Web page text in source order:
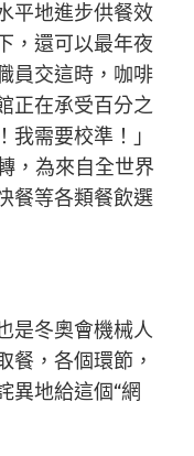
平地進步供餐效
，還可以最年夜
員交這時，咖啡
正在承受百分之
需要校準！」
，為來自全世界
餐等各類餐飲選
冬奧會機械人
餐，各個環節，
異地給這個“網